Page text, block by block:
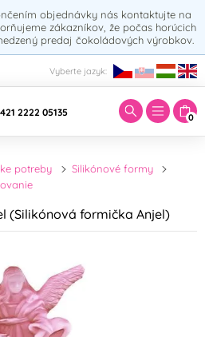
objednávky nás kontaktujte na
zákazníkov, že počas horúcich
predaj čokoládových výrobkov.
Vyberte jazyk:
2222 05135 0
potreby
Silikónové formy
(Silikónová formička Anjel)